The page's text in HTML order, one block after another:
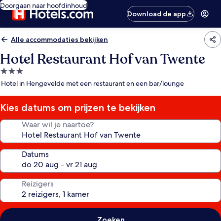
Doorgaan naar hoofdinhoud
Download de app
Alle accommodaties bekijken
Hotel Restaurant Hof van Twente
3.0-
sterrenaccommodatie
Hotel in Hengevelde met een restaurant en een bar/lounge
Kies datums om prijzen te bekijken
Waar wil je naartoe?
Datums
Reizigers